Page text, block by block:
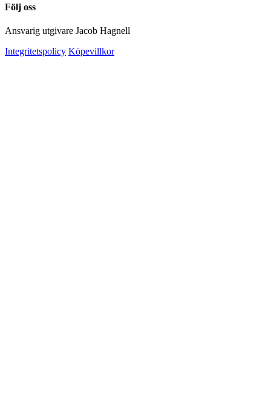
Följ oss
Ansvarig utgivare Jacob Hagnell
Integritetspolicy Köpevillkor